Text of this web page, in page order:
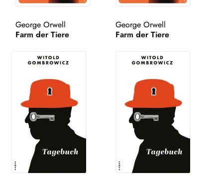
Search:
George Orwell
Farm der Tiere
George Orwell
Farm der Tiere